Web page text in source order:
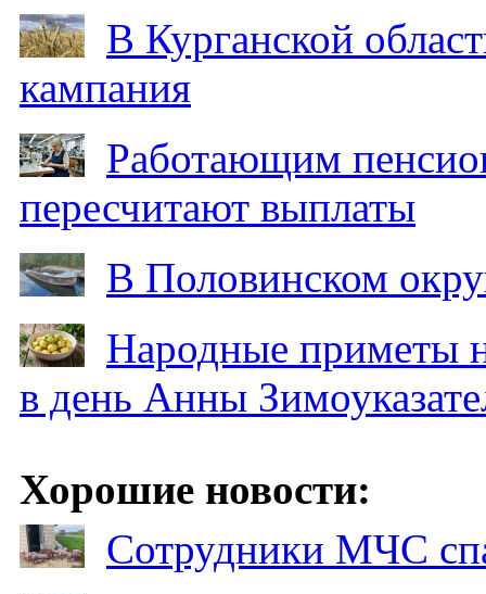
В Курганской
кампания
Работающим
пересчитают выплаты
В Половинском
Народные приметы
в день Анны
Хорошие новости:
Сотрудники МЧС